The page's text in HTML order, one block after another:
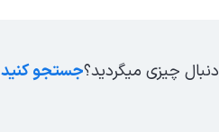
دنبال چیزی میگردید؟جستجو کنید